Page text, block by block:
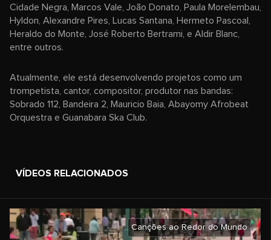
Cidade Negra, Marcos Vale, João Donato, Paula Morelembau,
Hyldon, Alexandre Pires, Lucas Santana, Hermeto Pascoal,
Heraldo do Monte, José Roberto Bertrami, e Aldir Blanc,
entre outros.
Atualmente, ele está desenvolvendo projetos como um
trompetista, cantor, compositor, produtor nas bandas:
Sobrado 112, Bandeira 2, Mauricio Baia, Abayomy Afrobeat
Orquestra e Guanabara Ska Club.
VÍDEOS RELACIONADOS
Canções ao Redor do Mundo